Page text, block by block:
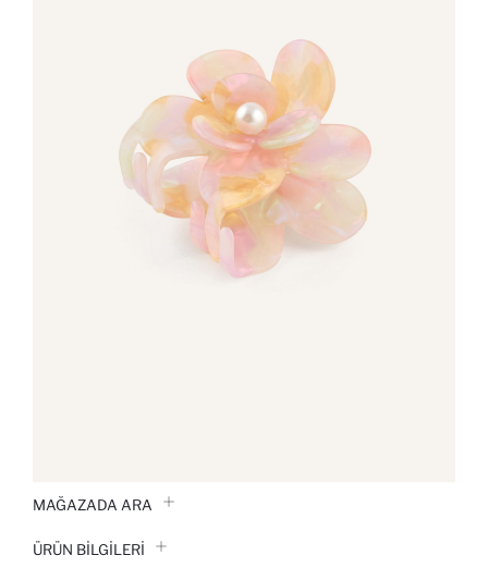
MAĞAZADA ARA
ÜRÜN BILGILERI